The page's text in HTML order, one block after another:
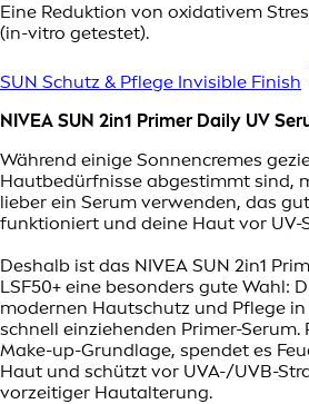
Eine Reduktion von oxidativem
(in-vitro getestet).
SUN Schutz & Pflege Invisible Finish
NIVEA SUN 2in1 Primer Daily UV
Während einige Sonnencremes
Hautbedürfnisse abgestimmt sind,
lieber ein Serum verwenden, das
funktioniert und deine Haut vor UV-
Deshalb ist das NIVEA SUN 2in1
LSF50+ eine besonders gute Wahl:
modernen Hautschutz und Pflege
schnell einziehenden Primer-Serum.
Make-up-Grundlage, spendet es
Haut und schützt vor UVA-/UVB-
vorzeitiger Hautalterung.